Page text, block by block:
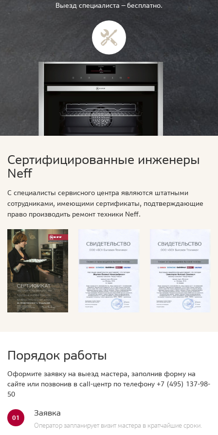
Выезд специалиста — бесплатно.
Сертифицированные инженеры
Neff
С специалисты сервисного центра являются штатными
сотрудниками, имеющими сертификаты, подтверждающие
право производить ремонт техники Neff.
Порядок работы
Оформите заявку на выезд мастера, заполнив форму на
сайте или позвонив в call-центр по телефону +7 (495) 137-98-
50
01 Заявка
Оператор запланирует визит мастера в кратчайшие сроки.